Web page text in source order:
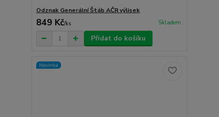
Odznak Generální Štáb AČR výlisek
849 Kč/ks Skladem
Přidat do košíku
Novinka